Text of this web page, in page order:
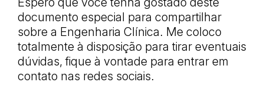
documento especial para compartilhar
sobre a Engenharia Clínica. Me coloco
totalmente à disposição para tirar eventuais
dúvidas, fique à vontade para entrar em
contato nas redes sociais.